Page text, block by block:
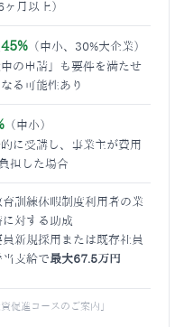
月以上）
45% （中小、30%大企業）
中の申請」も要件を満たせ
る可能性あり
（中小）
に受講し、事業主が費用
担した場合
育訓練休暇制度利用者の業
に対する助成
員新規採用または既存社員
当支給で最大67.5万円
促進コースのご案内」